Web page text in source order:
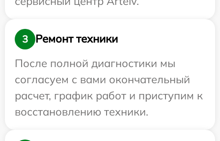
3
Ремонт техники
После полной диагностики мы
согласуем с вами окончательный
расчет, график работ и приступим к
восстановлению техники.